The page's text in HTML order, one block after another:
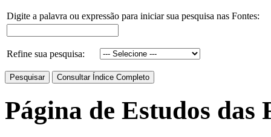
Digite a palavra ou expressão para iniciar sua pesquisa nas Fontes:
Refine sua pesquisa:
Página de Estudos das